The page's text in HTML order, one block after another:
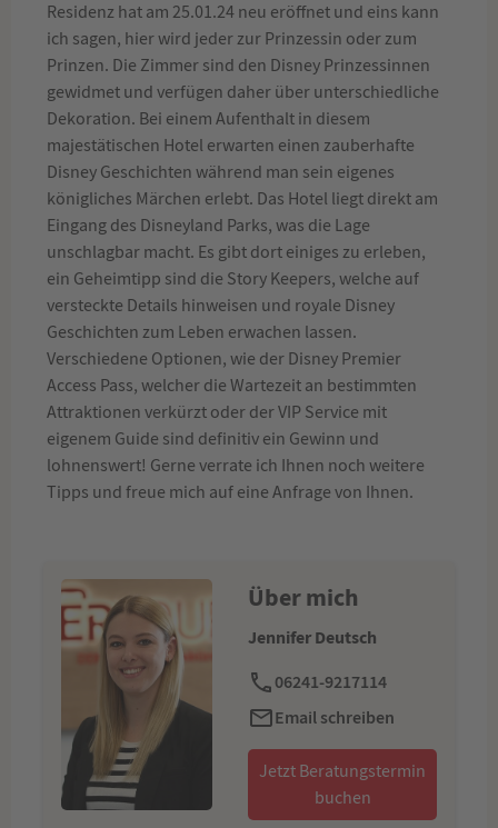
Residenz hat am 25.01.24 neu eröffnet und eins kann
ich sagen, hier wird jeder zur Prinzessin oder zum
Prinzen. Die Zimmer sind den Disney Prinzessinnen
gewidmet und verfügen daher über unterschiedliche
Dekoration. Bei einem Aufenthalt in diesem
majestätischen Hotel erwarten einen zauberhafte
Disney Geschichten während man sein eigenes
königliches Märchen erlebt. Das Hotel liegt direkt am
Eingang des Disneyland Parks, was die Lage
unschlagbar macht. Es gibt dort einiges zu erleben,
ein Geheimtipp sind die Story Keepers, welche auf
versteckte Details hinweisen und royale Disney
Geschichten zum Leben erwachen lassen.
Verschiedene Optionen, wie der Disney Premier
Access Pass, welcher die Wartezeit an bestimmten
Attraktionen verkürzt oder der VIP Service mit
eigenem Guide sind definitiv ein Gewinn und
lohnenswert! Gerne verrate ich Ihnen noch weitere
Tipps und freue mich auf eine Anfrage von Ihnen.
Über mich
Jennifer Deutsch
06241-9217114
Email schreiben
Jetzt Beratungstermin
buchen